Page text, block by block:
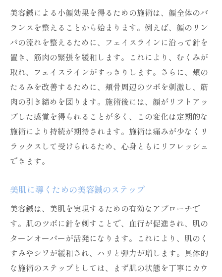
名古屋市のおすすめ施術院
名古屋市の美容鍼美肌を手に入れるためのステ
ップ
美肌を手に入れるための美容鍼の活用法
美容鍼の施術プロセスを詳しく解説
施術前の準備と注意点
施術後のアフターケアで効果を倍増
名古屋市の施術ルームの環境と雰囲気
美肌効果を持続させる生活習慣
美容鍼の秘密名古屋市で人気の小顔効果の理由
美容鍼の小顔効果を引き出す秘訣
多くの利用者が語る施術後の変化
美容鍼の施術頻度と理想のスケジュール
名古屋市での施術の流行とトレンド
小顔効果を実感するためのポイント
名古屋市で美容鍼を体験魅力的な小顔と美肌を
美容鍼による小顔効果を得るための施術は、顔全体のバ
ランスを整えることから始まります。例えば、顔のリン
パの流れを整えるために、フェイスラインに沿って針を
置き、筋肉の緊張を緩和します。これにより、むくみが
取れ、フェイスラインがすっきりします。さらに、頬の
たるみを改善するために、頬骨周辺のツボを刺激し、筋
肉の引き締めを図ります。施術後には、顔がリフトアッ
プした感覚を得られることが多く、この変化は定期的な
施術により持続が期待されます。施術は痛みが少なくリ
ラックスして受けられるため、心身ともにリフレッシュ
できます。
美肌に導くための美容鍼のステップ
美容鍼は、美肌を実現するための有効なアプローチで
す。肌のツボに針を刺すことで、血行が促進され、肌の
ターンオーバーが活発になります。これにより、肌のく
すみやシワが緩和され、ハリと弾力が増します。具体的
な施術のステップとしては、まず肌の状態を丁寧にカウ